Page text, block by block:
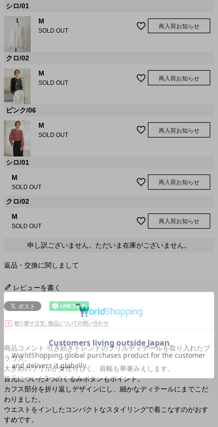
シロ/01
M
SOLD OUT
再入荷お知らせ
クロ/02
M
SOLD OUT
再入荷お知らせ
ピンク/06
M
SOLD OUT
再入荷お知らせ
シロ/01
M
SOLD OUT
再入荷お知らせ
クロ/02
M
SOLD OUT
再入荷お知らせ
申し訳ございません。ただいま在庫がございません。
返品・交換に関しまして
レビューを書く
商品コメント:引き続きトレンドのフリルディテールを取り入れたブ
ラウス。
大きめのフリルが女性らしく、肩幅も華奢みえします。
首元についた3つのくるみボタンもポイント。
カフス部分を折り返しデザインにし、細かなディテールにまでこだ
わりました。
ウエストをインしたコンパクトなスタイリングで着こなすのがおす
すめです。